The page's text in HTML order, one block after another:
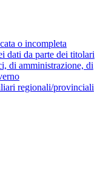
o incompleta
dati da parte dei titolari
di amministrazione, di
regionali/provinciali